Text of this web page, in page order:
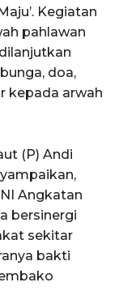
Kegiatan
pahlawan
doa,
kepada arwah
(P) Andi
Angkatan
bersinergi
sekitar
bakti